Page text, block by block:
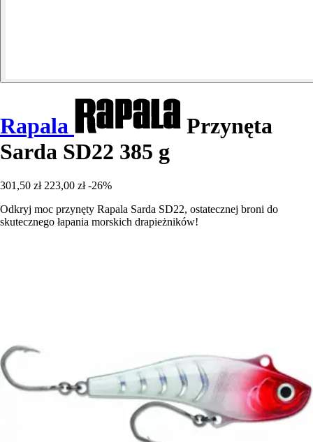
Rapala
Przynęta
Sarda SD22 385 g
301,50 zł 223,00 zł -26%
Odkryj moc przynęty Rapala Sarda SD22, ostatecznej broni do
skutecznego łapania morskich drapieżników!